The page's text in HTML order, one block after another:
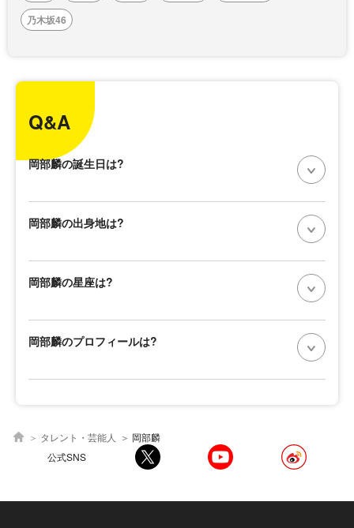
乃木坂46
Q&A
岡部麟の誕生日は?
岡部麟の出身地は?
岡部麟の星座は?
岡部麟のプロフィールは?
タレント・芸能人
岡部麟
公式SNS